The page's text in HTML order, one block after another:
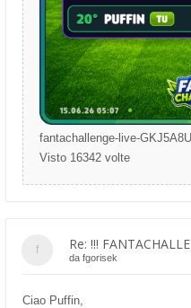
fantachallenge-live-
Visto 16342 volte
Re: !!!
da fgorisek
Ciao Puffin,